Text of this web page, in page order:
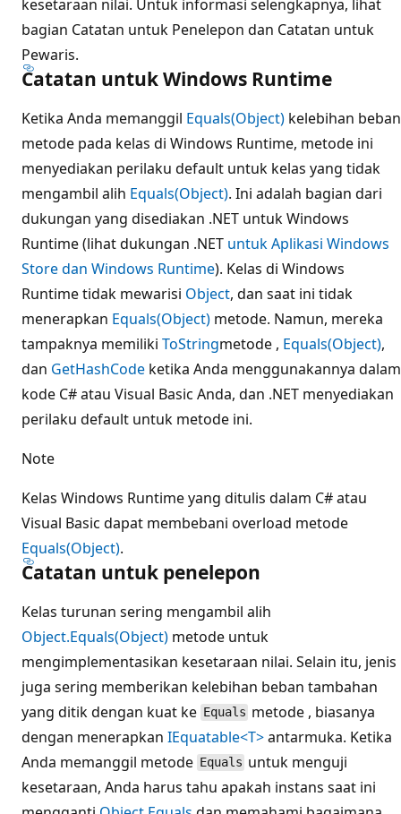
kesetaraan nilai. Untuk informasi selengkapnya, lihat
bagian Catatan untuk Penelepon dan Catatan untuk
Pewaris.
Catatan untuk Windows Runtime
Ketika Anda memanggil Equals(Object) kelebihan beban
metode pada kelas di Windows Runtime, metode ini
menyediakan perilaku default untuk kelas yang tidak
mengambil alih Equals(Object). Ini adalah bagian dari
dukungan yang disediakan .NET untuk Windows
Runtime (lihat dukungan .NET untuk Aplikasi Windows
Store dan Windows Runtime). Kelas di Windows
Runtime tidak mewarisi Object, dan saat ini tidak
menerapkan Equals(Object) metode. Namun, mereka
tampaknya memiliki ToStringmetode , Equals(Object),
dan GetHashCode ketika Anda menggunakannya dalam
kode C# atau Visual Basic Anda, dan .NET menyediakan
perilaku default untuk metode ini.
Note
Kelas Windows Runtime yang ditulis dalam C# atau
Visual Basic dapat membebani overload metode
Equals(Object).
Catatan untuk penelepon
Kelas turunan sering mengambil alih
Object.Equals(Object) metode untuk
mengimplementasikan kesetaraan nilai. Selain itu, jenis
juga sering memberikan kelebihan beban tambahan
yang ditik dengan kuat ke Equals metode , biasanya
dengan menerapkan IEquatable<T>antarmuka. Ketika
Anda memanggil metode Equals untuk menguji
kesetaraan, Anda harus tahu apakah instans saat ini